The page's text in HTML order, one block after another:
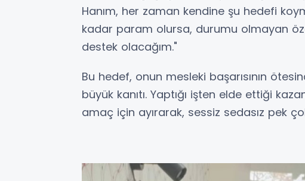
Hanım, her zaman kendine şu hedefi
kadar param olursa, durumu olmayan
destek olacağım."
​Bu hedef, onun mesleki başarısının
büyük kanıtı. Yaptığı işten elde ettiği
amaç için ayırarak, sessiz sedasız pek